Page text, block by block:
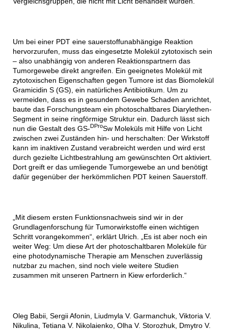
Um bei einer PDT eine sauerstoffunabhängige Reaktion
hervorzurufen, muss das eingesetzte Molekül zytotoxisch sein
– also unabhängig von anderen Reaktionspartnern das
Tumorgewebe direkt angreifen. Ein geeignetes Molekül mit
zytotoxischen Eigenschaften gegen Tumore ist das Biomolekül
Gramicidin S (GS), ein natürliches Antibiotikum. Um zu
vermeiden, dass es in gesundem Gewebe Schaden anrichtet,
baute das Forschungsteam ein photoschaltbares Diarylethen-
Segment in seine ringförmige Struktur ein. Dadurch lässt sich
nun die Gestalt des GS- DProSw Moleküls mit Hilfe von Licht
zwischen zwei Zuständen hin- und herschalten: Der Wirkstoff
kann im inaktiven Zustand verabreicht werden und wird erst
durch gezielte Lichtbestrahlung am gewünschten Ort aktiviert.
Dort greift er das umliegende Tumorgewebe an und benötigt
dafür gegenüber der herkömmlichen PDT keinen Sauerstoff.
„Mit diesem ersten Funktionsnachweis sind wir in der
Grundlagenforschung für Tumorwirkstoffe einen wichtigen
Schritt vorangekommen“, erklärt Ulrich. „Es ist aber noch ein
weiter Weg: Um diese Art der photoschaltbaren Moleküle für
eine photodynamische Therapie am Menschen zuverlässig
nutzbar zu machen, sind noch viele weitere Studien
zusammen mit unseren Partnern in Kiew erforderlich.“
Oleg Babii, Sergii Afonin, Liudmyla V. Garmanchuk, Viktoria V.
Nikulina, Tetiana V. Nikolaienko, Olha V. Storozhuk, Dmytro V.